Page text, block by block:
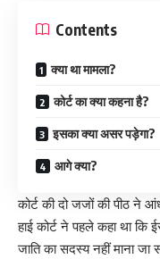
Contents
क्या था मामला?
कोर्ट का क्या कहना है?
इसका क्या असर पड़ेगा?
आगे क्या?
कोर्ट की दो जजों की पीठ ने
हाई कोर्ट ने पहले कहा था कि
जाति का सदस्य नहीं माना जा